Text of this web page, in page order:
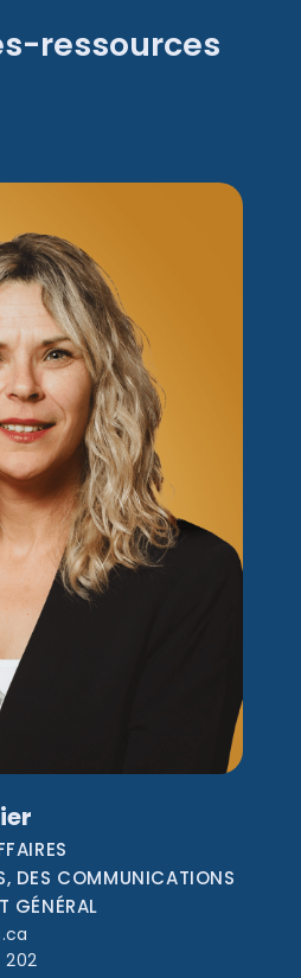
ressources
DES COMMUNICATIONS
GÉNÉRAL
202